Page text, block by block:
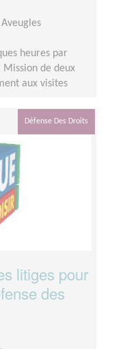
heures par
Mission de deux
aux visites
Défense Des Droits
litiges pour
des